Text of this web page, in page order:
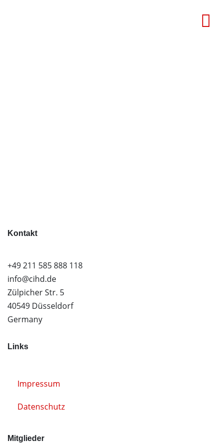
Kontakt
+49 211 585 888 118
info@cihd.de
Zülpicher Str. 5
40549 Düsseldorf
Germany
Links
Impressum
Datenschutz
Mitglieder